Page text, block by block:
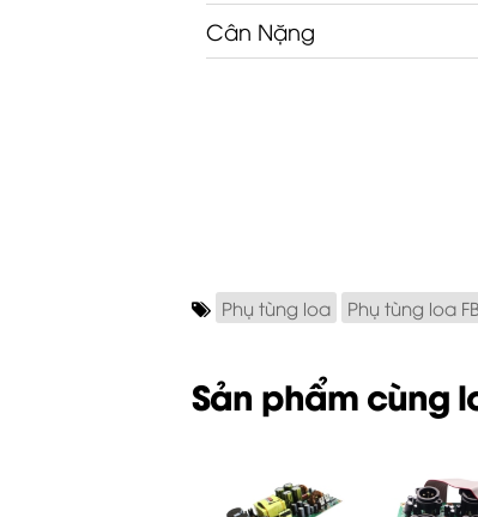
Cân Nặng
Phụ tùng loa Phụ tùng loa
Sản phẩm cùng